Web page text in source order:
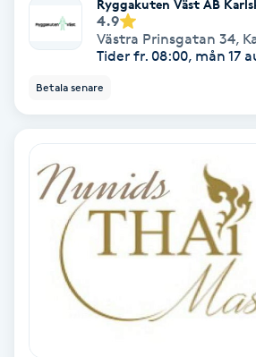
Olaplexbehandling
Ombre naglar
Ortobionomi
Ryggakuten Väst AB
4.9
Västra Prinsgatan 34,
Tider fr. 08:00, mån 17
Betala senare